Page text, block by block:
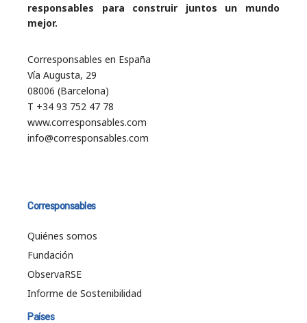
responsables para construir juntos un mundo
mejor.
Corresponsables en España
Vía Augusta, 29
08006 (Barcelona)
T +34 93 752 47 78
www.corresponsables.com
info@corresponsables.com
Corresponsables
Quiénes somos
Fundación
ObservaRSE
Informe de Sostenibilidad
Países